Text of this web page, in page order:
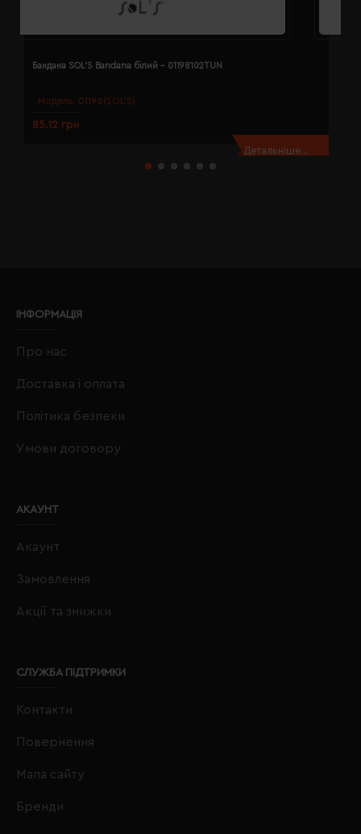
Модель: 01198(SOL’S)
Бандана SOL'S Bandana білий - 01198102TUN
85.12 грн
Детальніше...
ІНФОРМАЦІЯ
Про нас
Доставка і оплата
Політика безпеки
Умови договору
АКАУНТ
Акаунт
Замовлення
Акції та знижки
СЛУЖБА ПІДТРИМКИ
Контакти
Повернення
Мапа сайту
Бренди